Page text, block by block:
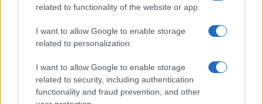
related to functionality of the website or app.
I want to allow Google to enable storage
related to personalization.
I want to allow Google to enable storage
related to security, including authentication
functionality and fraud prevention, and other
Continua a leggere